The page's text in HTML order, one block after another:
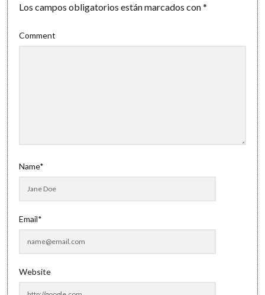
Los campos obligatorios están marcados con*
Comment
Name*
Email*
Website